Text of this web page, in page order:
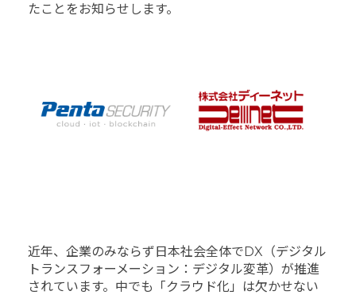
たことをお知らせします。
近年、企業のみならず日本社会全体でDX（デジタル
トランスフォーメーション：デジタル変革）が推進
されています。中でも「クラウド化」は欠かせない